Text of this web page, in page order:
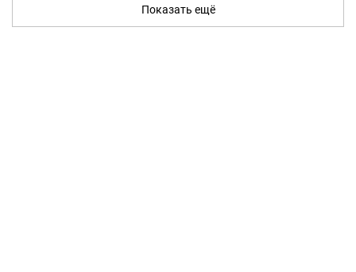
Показать ещё